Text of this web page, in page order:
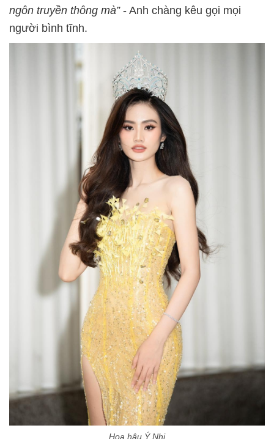
ngôn truyền thông mà” - Anh chàng kêu gọi mọi
người bình tĩnh.
Hoa hậu Ý Nhi